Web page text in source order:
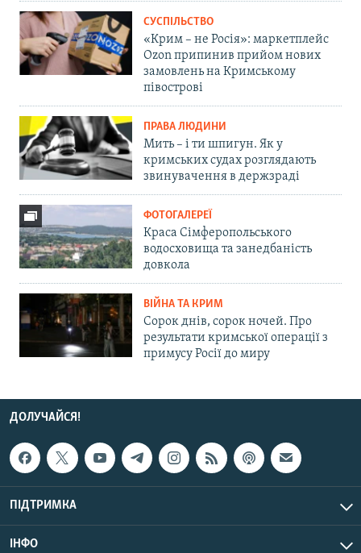
СУСПІЛЬСТВО
«Крим – не Росія»: маркетплейс
Ozon припинив прийом нових
замовлень на Кримському
півострові
ПРАВА ЛЮДИНИ
Мить – і ти шпигун. Як у
кримських судах розглядають
звинувачення в держзраді
ФОТОГАЛЕРЕЇ
Краса Сімферопольського
водосховища та занедбаність
довкола
ВІЙНА ТА КРИМ
Сорок днів, сорок ночей. Про
результати кримської операції з
примусу Росії до миру
ДОЛУЧАЙСЯ!
ПІДТРИМКА
ІНФО